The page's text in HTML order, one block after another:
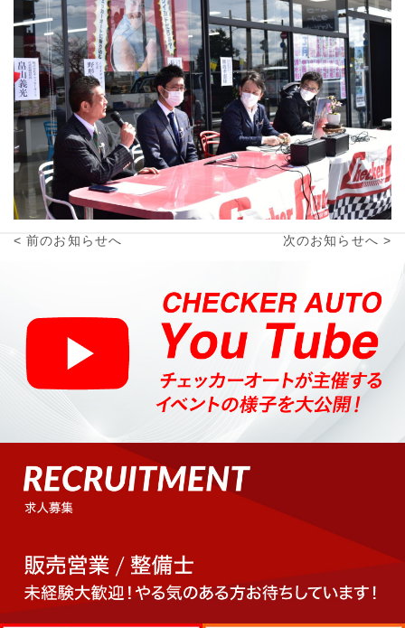
< 前のお知らせへ 次のお知らせへ >